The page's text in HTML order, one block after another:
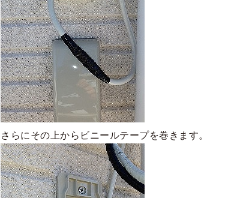
さらにその上からビニールテープを巻きます。